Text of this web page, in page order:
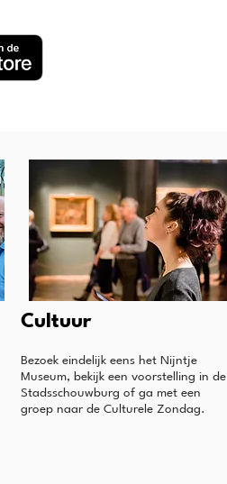
Cultuur
Bezoek eindelijk eens het Nijntje
Museum, bekijk een voorstelling in de
Stadsschouwburg of ga met een
groep naar de Culturele Zondag.